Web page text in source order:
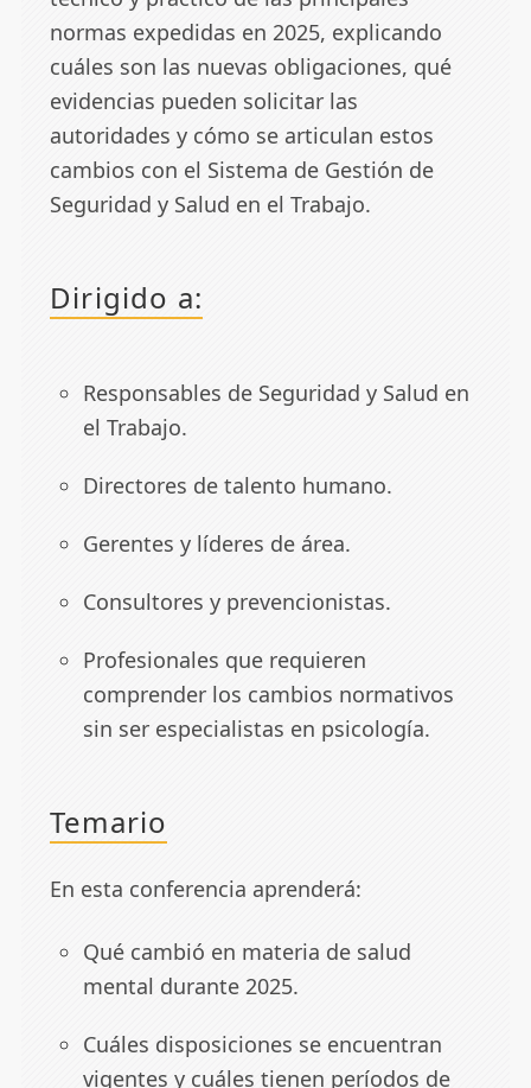
normas expedidas en 2025, explicando
cuáles son las nuevas obligaciones, qué
evidencias pueden solicitar las
autoridades y cómo se articulan estos
cambios con el Sistema de Gestión de
Seguridad y Salud en el Trabajo.
Dirigido a:
Responsables de Seguridad y Salud en
el Trabajo.
Directores de talento humano.
Gerentes y líderes de área.
Consultores y prevencionistas.
Profesionales que requieren
comprender los cambios normativos
sin ser especialistas en psicología.
Temario
En esta conferencia aprenderá:
Qué cambió en materia de salud
mental durante 2025.
Cuáles disposiciones se encuentran
vigentes y cuáles tienen períodos de